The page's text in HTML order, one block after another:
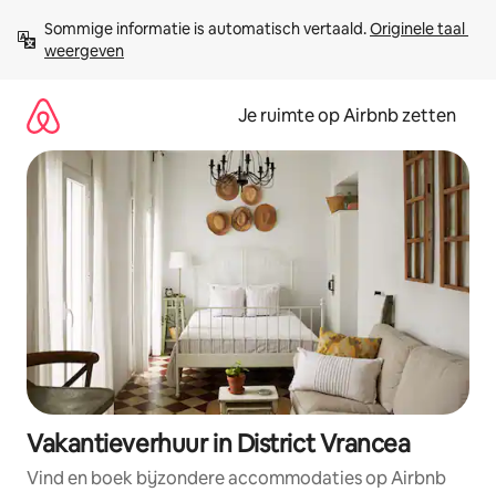
direct
naar
Sommige informatie is automatisch vertaald. Originele taal
weergeven
Je ruimte op Airbnb zetten
Vakantieverhuur in District Vrancea
Vind en boek bijzondere accommodaties op Airbnb